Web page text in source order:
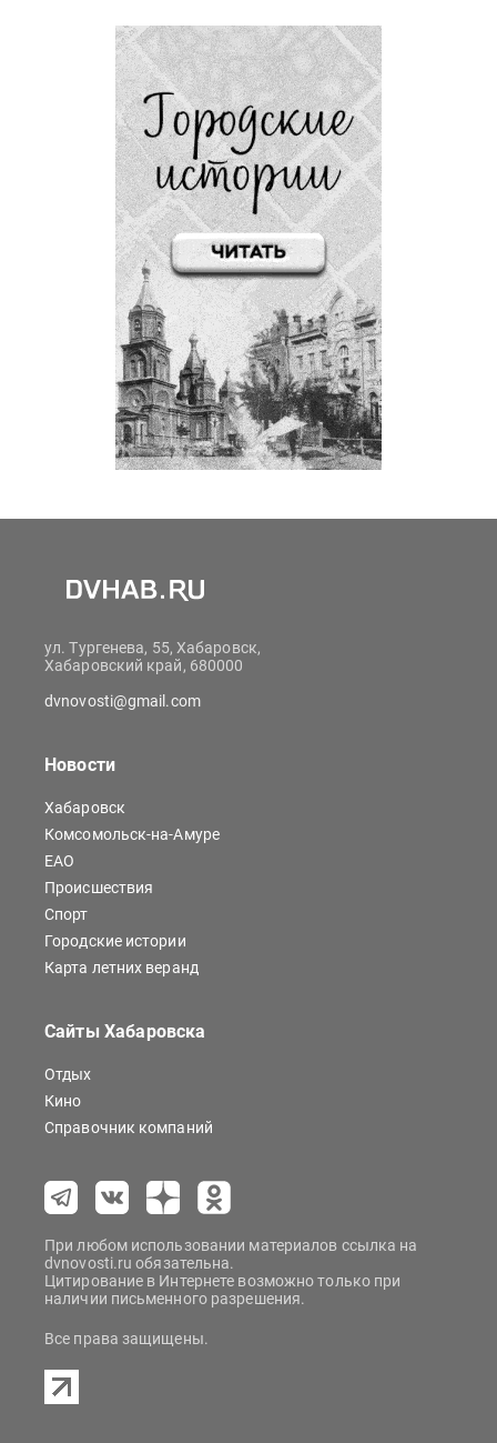
ул. Тургенева, 55, Хабаровск,
Хабаровский край, 680000
dvnovosti@gmail.com
Новости
Хабаровск
Комсомольск-на-Амуре
ЕАО
Происшествия
Спорт
Городские истории
Карта летних веранд
Сайты Хабаровска
Отдых
Кино
Справочник компаний
При любом использовании материалов ссылка на
dvnovosti.ru обязательна.
Цитирование в Интернете возможно только при
наличии письменного разрешения.
Все права защищены.